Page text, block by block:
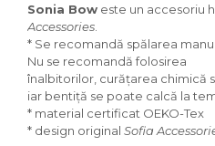
Sonia Bow este un accesoriu
Accessories
* Se recomandă spălarea
Nu se recomandă folosirea
înalbitorilor, curățarea chimică
iar bentiță se poate calcă la
* material certificat OEKO-Tex
* design original Sofia